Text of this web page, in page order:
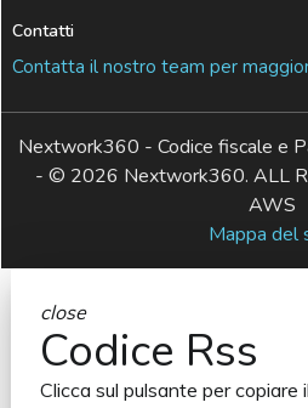
Contatti
Contatta il nostro team per
Nextwork360 - Codice fiscale e
- © 2026 Nextwork360. ALL
AWS
Mappa del
close
Codice Rss
Clicca sul pulsante per copiare